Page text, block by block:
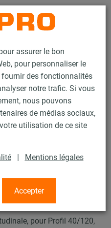
assurer le bon
pour personnaliser le
des fonctionnalités
notre trafic. Si vous
nous pouvons
de médias sociaux,
utilisation de ce site
| Mentions légales
Accepter
Contact
Fixation de gaines
gaines
légère à moyenne)
28 / 63
MPC
pour Profil 40/120,